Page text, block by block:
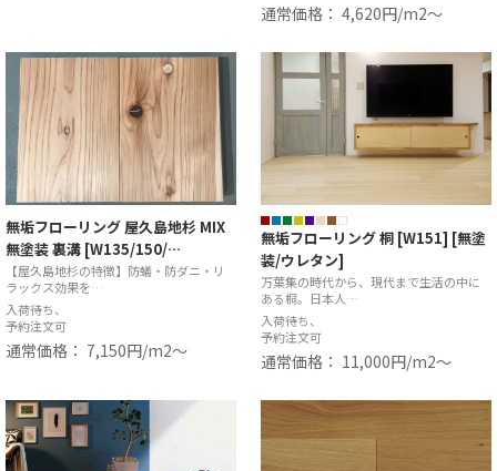
通常価格： 4,620円/m2〜
無垢フローリング 屋久島地杉 MIX
無塗装 裏溝 [W135/150/…
【屋久島地杉の特徴】防蟻・防ダニ・リ
ラックス効果を…
入荷待ち、
予約注文可
通常価格： 7,150円/m2〜
無垢フローリング 桐 [W151] [無塗
装/ウレタン]
万葉集の時代から、現代まで生活の中に
ある桐。日本人…
入荷待ち、
予約注文可
通常価格： 11,000円/m2〜